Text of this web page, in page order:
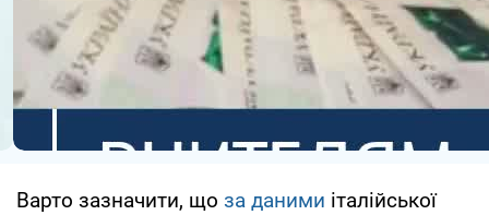
Варто зазначити, що за даними італійської